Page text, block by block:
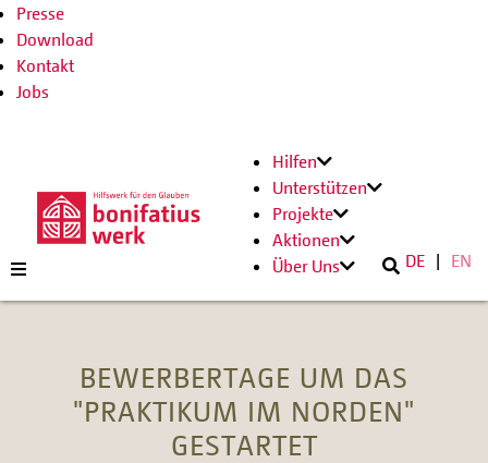
Presse
Download
Kontakt
Jobs
Hilfen
Unterstützen
Projekte
Aktionen
Über Uns
DE EN
BEWERBERTAGE UM DAS
"PRAKTIKUM IM NORDEN"
GESTARTET